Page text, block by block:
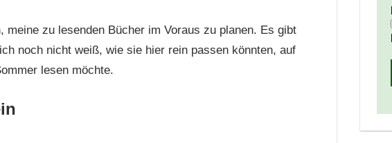
zu lesenden Bücher im Voraus zu planen. Es gibt
noch nicht weiß, wie sie hier rein passen könnten, auf
lesen möchte.